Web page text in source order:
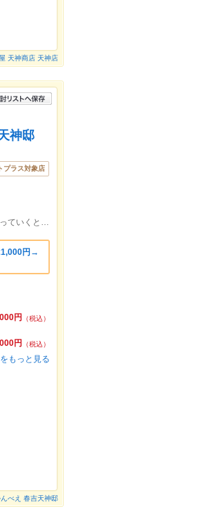
天神商店 天神店
神邸
プラス対象店
天神南駅・中洲川端駅から徒歩７分。国体道路のTAMAYAを川沿いに入っていくと、セブンイレブンが。その向かいのビル。
円→
円
（税込）
円
（税込）
もっと見る
べえ 春吉天神邸